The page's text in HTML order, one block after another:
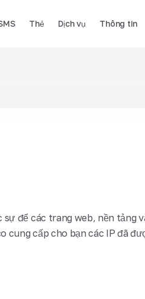
Thẻ Dịch vụ Thông tin
để các trang web, nền tảng
cấp cho bạn các IP đã